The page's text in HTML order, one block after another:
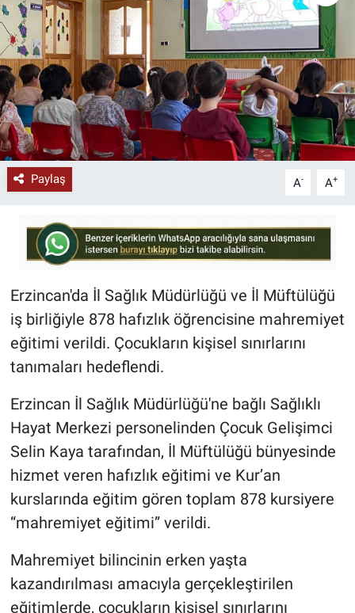
Paylaş A- A+
Erzincan'da İl Sağlık Müdürlüğü ve İl Müftülüğü
iş birliğiyle 878 hafızlık öğrencisine mahremiyet
eğitimi verildi. Çocukların kişisel sınırlarını
tanımaları hedeflendi.
Erzincan İl Sağlık Müdürlüğü'ne bağlı Sağlıklı
Hayat Merkezi personelinden Çocuk Gelişimci
Selin Kaya tarafından, İl Müftülüğü bünyesinde
hizmet veren hafızlık eğitimi ve Kur’an
kurslarında eğitim gören toplam 878 kursiyere
“mahremiyet eğitimi” verildi.
Mahremiyet bilincinin erken yaşta
kazandırılması amacıyla gerçekleştirilen
eğitimlerde, çocukların kişisel sınırlarını
RESMİ İLAN